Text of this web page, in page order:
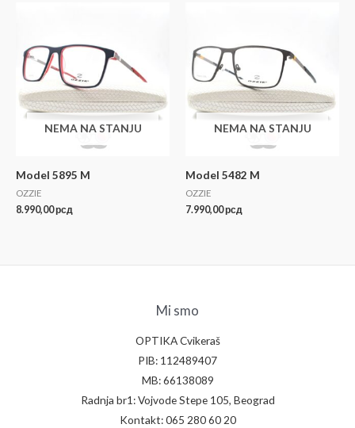
NEMA NA STANJU
Model 5895 M
OZZIE
8.990,00рсд
NEMA NA STANJU
Model 5482 M
OZZIE
7.990,00рсд
Mi smo
OPTIKA Cvikeraš
PIB: 112489407
MB: 66138089
Radnja br1: Vojvode Stepe 105, Beograd
Kontakt: 065 280 60 20